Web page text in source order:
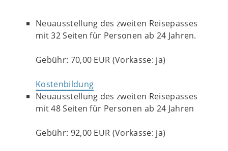
Neuausstellung des zweiten Reisepasses
mit 32 Seiten für Personen ab 24 Jahren.
Gebühr: 70,00 EUR (Vorkasse: ja)
Kostenbildung
Neuausstellung des zweiten Reisepasses
mit 48 Seiten für Personen ab 24 Jahren
Gebühr: 92,00 EUR (Vorkasse: ja)